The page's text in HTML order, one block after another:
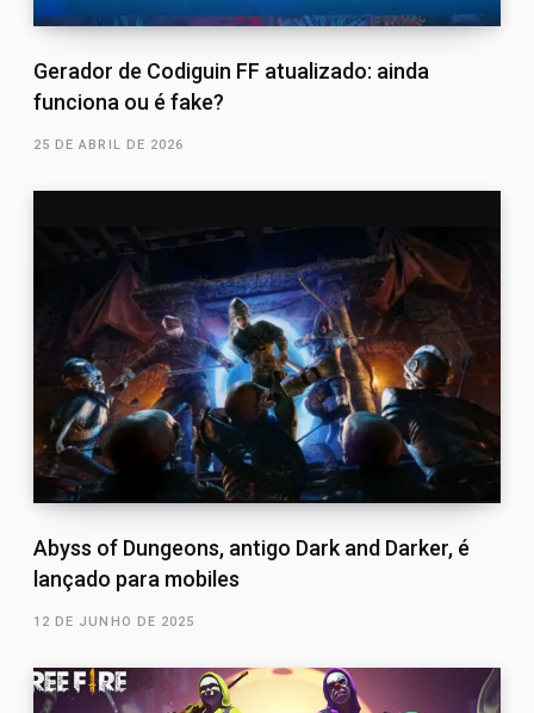
Gerador de Codiguin FF atualizado: ainda
funciona ou é fake?
25 DE ABRIL DE 2026
Abyss of Dungeons, antigo Dark and Darker, é
lançado para mobiles
12 DE JUNHO DE 2025